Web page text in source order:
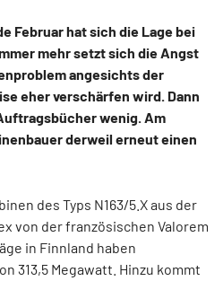
Februar hat sich die Lage bei
mehr setzt sich die Angst
angesichts der
eher verschärfen wird. Dann
wenig. Am
derweil erneut einen
des Typs N163/5.X aus der
von der französischen Valorem
in Finnland haben
313,5 Megawatt. Hinzu kommt